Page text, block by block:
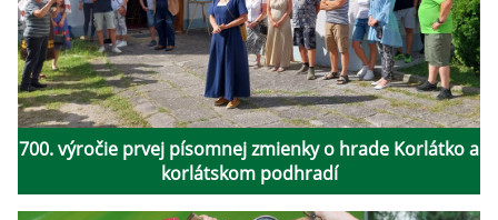
700. výročie prvej písomnej zmienky o hrade Korlátko a
korlátskom podhradí